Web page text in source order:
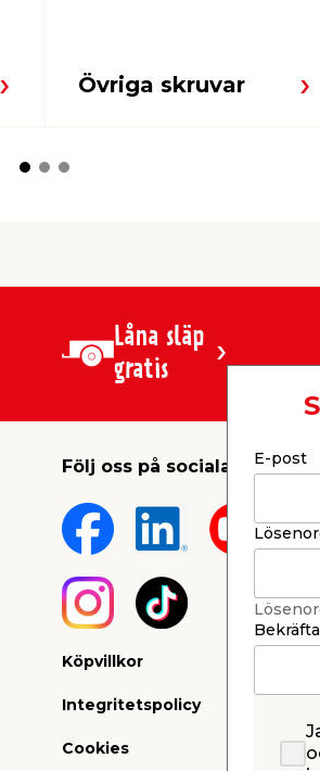
Övriga skruvar
Låna släp
gratis
Följ oss på sociala medier
Köpvillkor
Integritetspolicy
Cookies
E-post